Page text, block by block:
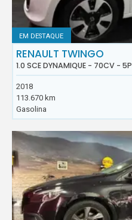
EM DESTAQUE
RENAULT TWINGO
1.0 SCE DYNAMIQUE - 70CV - 5P
2018
113.670 km
Gasolina